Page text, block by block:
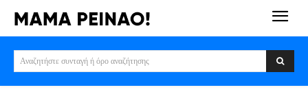
Αναζητήστε συνταγή ή όρο αναζήτησης